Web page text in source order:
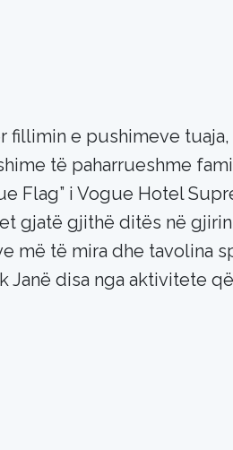
fillimin e pushimeve
të paharrueshme
Flag” i Vogue Hotel
gjatë gjithë ditës në
më të mira dhe tavolina
Janë disa nga